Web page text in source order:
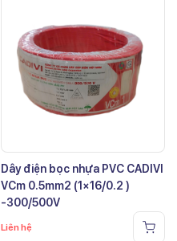
Dây điện bọc nhựa PVC CADIVI
VCm 0.5mm2 (1×16/0.2 )
-300/500V
Liên hệ